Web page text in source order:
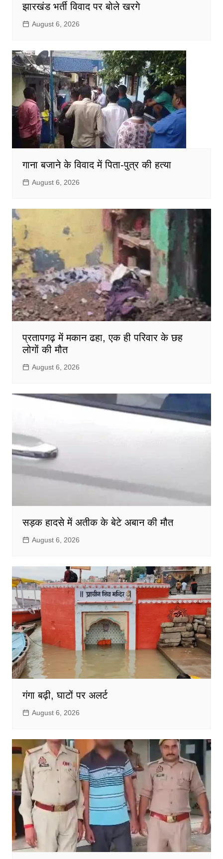
झारखंड भर्ती विवाद पर बोले खरगे
August 6, 2026
गाना बजाने के विवाद में पिता-पुत्र की हत्या
August 6, 2026
प्रतापगढ़ में मकान ढहा, एक ही परिवार के छह
लोगों की मौत
August 6, 2026
सड़क हादसे में अतीक के बेटे अबान की मौत
August 6, 2026
गंगा बढ़ी, घाटों पर अलर्ट
August 6, 2026